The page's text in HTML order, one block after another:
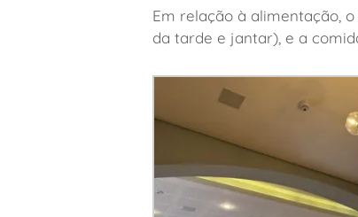
Em relação à alimentação,
da tarde e jantar), e a